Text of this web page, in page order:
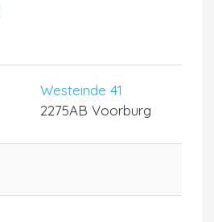
Westeinde 41
2275AB Voorburg